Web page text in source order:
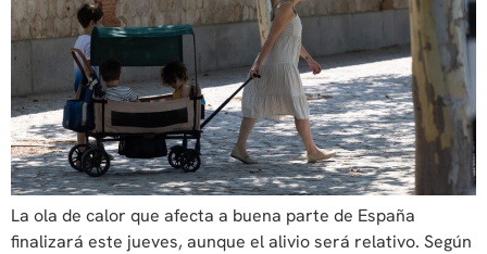
La ola de calor que afecta a buena parte de España
finalizará este jueves, aunque el alivio será relativo. Según